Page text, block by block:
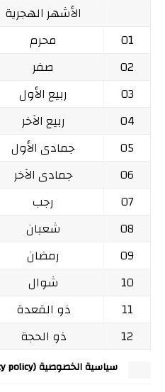
الأشهر الهجرية
01
محرم
02
صفر
03
ربيع الأول
04
ربيع الآخر
05
جمادى الأول
06
جمادى الآخر
07
رجب
08
شعبان
09
رمضان
10
شوال
11
ذو القعدة
12
ذو الحجة
سياسية الخصوصية (Privacy policy)